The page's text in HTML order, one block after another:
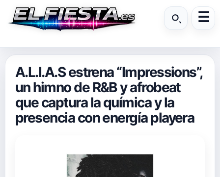
A.L.I.A.S estrena “Impressions”,
un himno de R&B y afrobeat
que captura la química y la
presencia con energía playera